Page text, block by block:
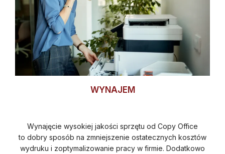
WYNAJEM
Wynajęcie wysokiej jakości sprzętu od Copy Office
to dobry sposób na zmniejszenie ostatecznych kosztów
wydruku i zoptymalizowanie pracy w firmie. Dodatkowo